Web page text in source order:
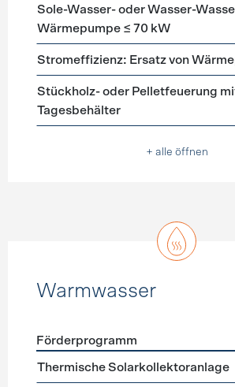
Sole-Wasser- oder Wasser-
Wärmepumpe ≤ 70 kW
Stromeffizienz: Ersatz von
Stückholz- oder Pelletfeuerung
Tagesbehälter
+ alle öffnen
Warmwasser
Förderprogramme Warmwasser
Förderprogramm
Thermische Solarkollektoranlage